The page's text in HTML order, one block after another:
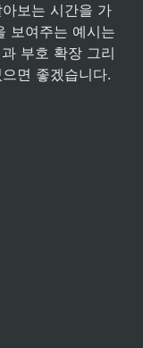
보는 시간을 가
보여주는 예시는
부호 확장 그리
면 좋겠습니다.